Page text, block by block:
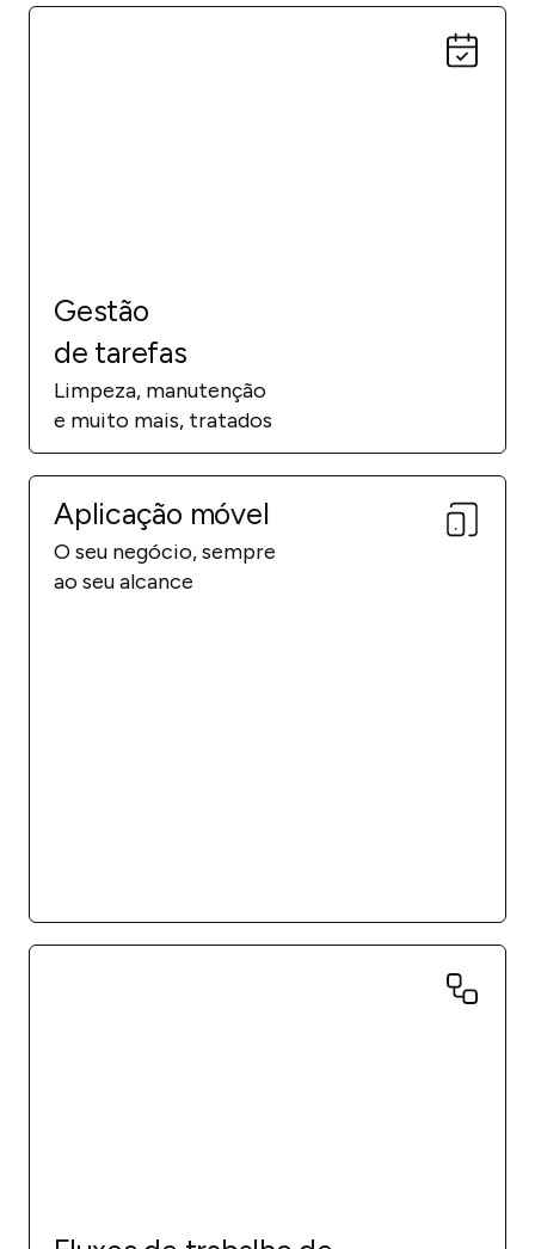
Gestão
de tarefas
Limpeza, manutenção
e muito mais, tratados
Aplicação móvel
O seu negócio, sempre
ao seu alcance